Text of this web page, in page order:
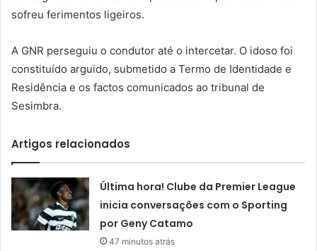
sofreu ferimentos ligeiros.
A GNR perseguiu o condutor até o intercetar. O idoso foi
constituído arguido, submetido a Termo de Identidade e
Residência e os factos comunicados ao tribunal de
Sesimbra.
Artigos relacionados
Última hora! Clube da Premier League
inicia conversações com o Sporting
por Geny Catamo
47 minutos atrás